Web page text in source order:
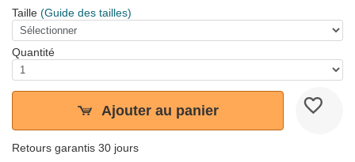
Taille (Guide des tailles)
Quantité
Ajouter au panier
Retours garantis 30 jours